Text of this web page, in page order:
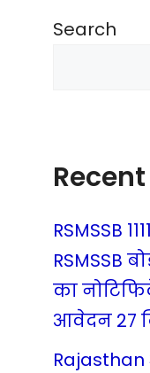
Search
RSMSSB
RSMSSB
का
आवेदन 27
Rajasthan